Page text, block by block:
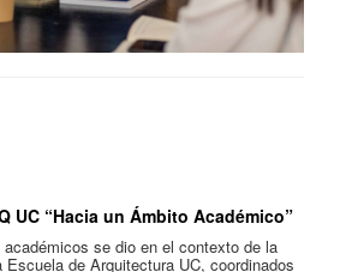
UC “Hacia un Ámbito Académico”
se dio en el contexto de la
de Arquitectura UC, coordinados